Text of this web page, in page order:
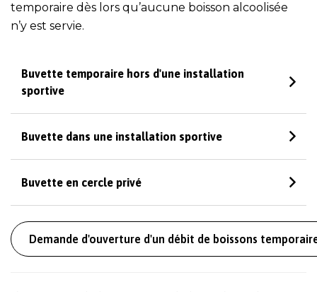
temporaire dès lors qu’aucune boisson alcoolisée
n’y est servie.
Buvette temporaire hors d'une installation
sportive
Buvette dans une installation sportive
Buvette en cercle privé
Demande d'ouverture d'un débit de boissons